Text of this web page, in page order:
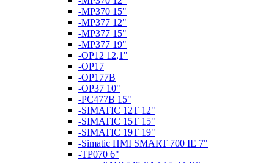
-MP370 15"
-MP377 12"
-MP377 15"
-MP377 19"
-OP12 12,1"
-OP17
-OP177B
-OP37 10"
-PC477B 15"
-SIMATIC 12T 12"
-SIMATIC 15T 15"
-SIMATIC 19T 19"
-Simatic HMI SMART 700 IE 7"
-TP070 6"